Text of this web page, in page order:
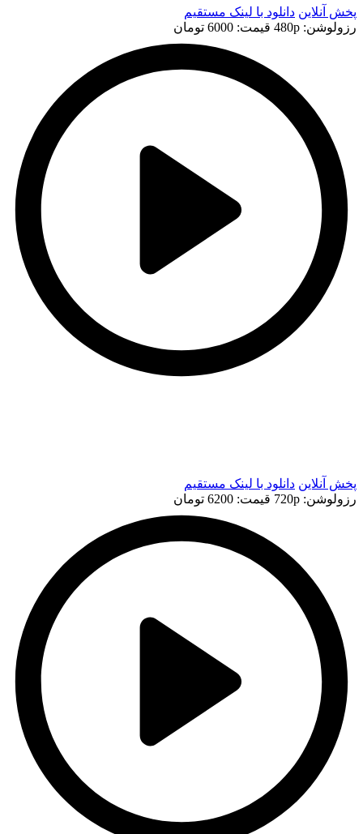
پخش آنلاین دانلود با لينک مستقيم
رزولوشن: 480p
قيمت: 6000 تومان
پخش آنلاین دانلود با لينک مستقيم
رزولوشن: 720p
قيمت: 6200 تومان